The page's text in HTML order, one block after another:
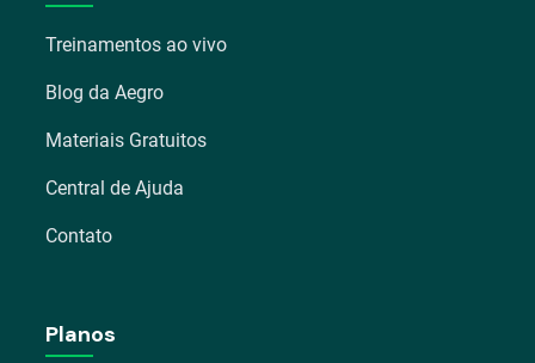
Treinamentos ao vivo
Blog da Aegro
Materiais Gratuitos
Central de Ajuda
Contato
Planos